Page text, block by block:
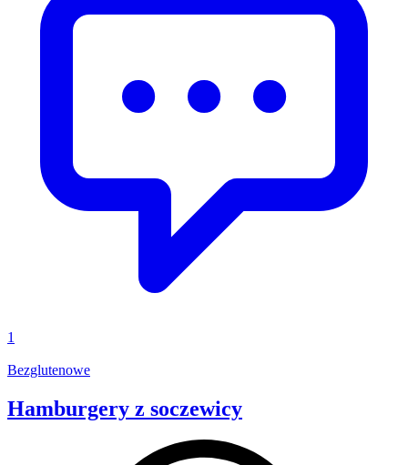
1
Bezglutenowe
Hamburgery z soczewicy